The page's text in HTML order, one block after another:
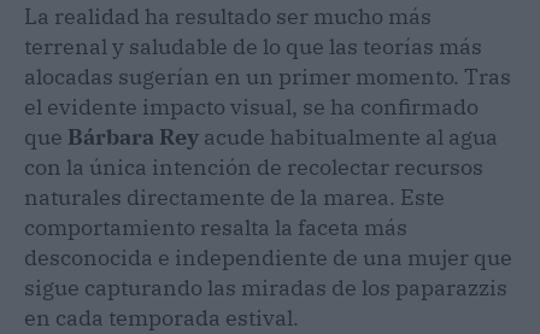
La realidad ha resultado ser mucho más
terrenal y saludable de lo que las teorías más
alocadas sugerían en un primer momento. Tras
el evidente impacto visual, se ha confirmado
que Bárbara Rey acude habitualmente al agua
con la única intención de recolectar recursos
naturales directamente de la marea. Este
comportamiento resalta la faceta más
desconocida e independiente de una mujer que
sigue capturando las miradas de los paparazzis
en cada temporada estival.